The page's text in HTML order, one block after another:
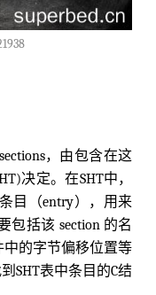
，由包含在这
决定。在SHT中，
目（entry），用来
包括该 section 的名
中的字节偏移位置等
SHT表中条目的C结